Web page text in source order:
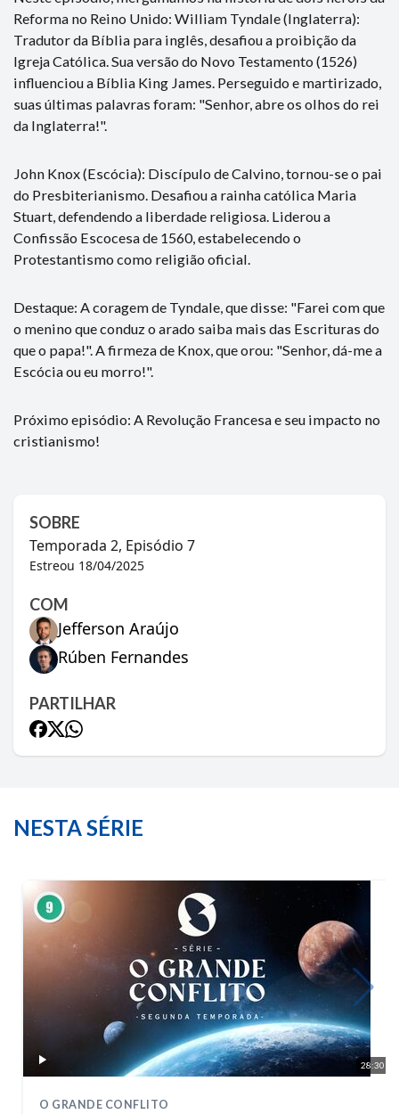
Reforma no Reino Unido: William Tyndale (Inglaterra):
Tradutor da Bíblia para inglês, desafiou a proibição da
Igreja Católica. Sua versão do Novo Testamento (1526)
influenciou a Bíblia King James. Perseguido e martirizado,
suas últimas palavras foram: "Senhor, abre os olhos do rei
da Inglaterra!".
John Knox (Escócia): Discípulo de Calvino, tornou-se o pai
do Presbiterianismo. Desafiou a rainha católica Maria
Stuart, defendendo a liberdade religiosa. Liderou a
Confissão Escocesa de 1560, estabelecendo o
Protestantismo como religião oficial.
Destaque: A coragem de Tyndale, que disse: "Farei com que
o menino que conduz o arado saiba mais das Escrituras do
que o papa!". A firmeza de Knox, que orou: "Senhor, dá-me a
Escócia ou eu morro!".
Próximo episódio: A Revolução Francesa e seu impacto no
cristianismo!
SOBRE
Temporada 2, Episódio 7
Estreou 18/04/2025
COM
Jefferson Araújo
Rúben Fernandes
PARTILHAR
NESTA SÉRIE
28:30
O GRANDE CONFLITO